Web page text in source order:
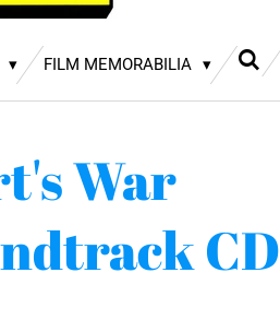
FILM MEMORABILIA
War
CD